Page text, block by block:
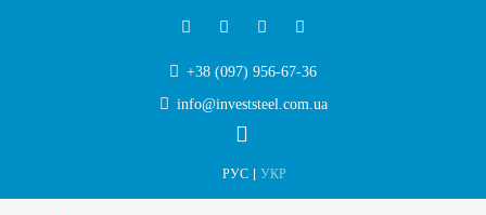
+38 (097) 956-67-36
info@investsteel.com.ua
РУС УКР